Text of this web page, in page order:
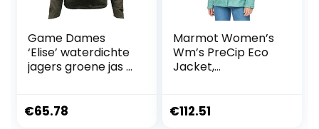
Game Dames
‘Elise’ waterdichte
jagers groene jas –
€65.78
Marmot Women’s
Wm’s PreCip Eco
Jacket,
Lightweight
€112.51